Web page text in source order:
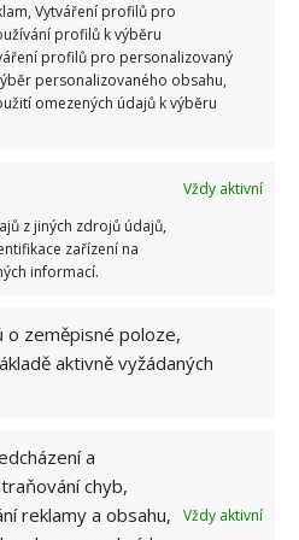
Vytváření profilů pro
profilů k výběru
profilů pro personalizovaný
personalizovaného obsahu,
omezených údajů k výběru
Vždy aktivní
z jiných zdrojů údajů,
zařízení na
informací.
o zeměpisné poloze,
aktivně vyžádaných
a
chyb,
reklamy a obsahu,
Vždy aktivní
místo k životu. Na
nerušený život na samotě
všemožné aktivity.